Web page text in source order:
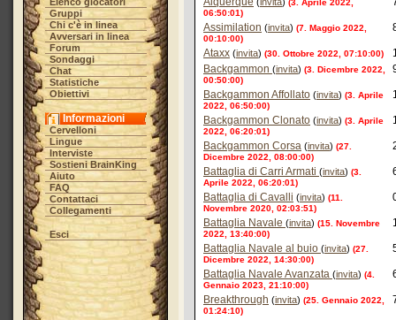
Gruppi
Chi c'è in linea
Avversari in linea
Forum
Sondaggi
Chat
Statistiche
Obiettivi
Informazioni
Cervelloni
Lingue
Interviste
Sostieni BrainKing
Aiuto
FAQ
Contattaci
Collegamenti
Esci
(3. Aprile 2022,
06:50:01)
Assimilation (invita) (7. Maggio 2022,
00:10:00)
Ataxx (invita) (30. Ottobre 2022, 07:10:00)
Backgammon (invita) (3. Dicembre 2022,
00:50:00)
Backgammon Affollato (invita) (3. Aprile
2022, 06:50:00)
Backgammon Clonato (invita) (3. Aprile
2022, 06:20:01)
Backgammon Corsa (invita) (27.
Dicembre 2022, 08:00:00)
Battaglia di Carri Armati (invita) (3.
Aprile 2022, 06:20:01)
Battaglia di Cavalli (invita) (11.
Novembre 2020, 02:03:51)
Battaglia Navale (invita) (15. Novembre
2022, 13:40:00)
Battaglia Navale al buio (invita) (27.
Dicembre 2022, 14:30:00)
Battaglia Navale Avanzata (invita) (4.
Gennaio 2023, 21:10:00)
Breakthrough (invita) (25. Gennaio 2022,
01:24:10)